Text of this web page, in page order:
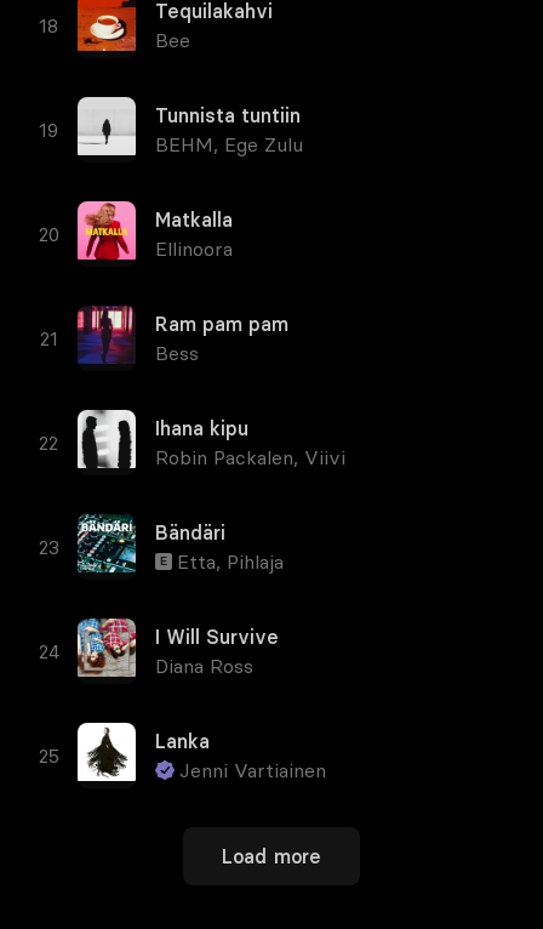
Tequilakahvi
Bee
Tunnista tuntiin
BEHM, Ege Zulu
Matkalla
Ellinoora
Ram pam pam
Bess
Ihana kipu
Robin Packalen, Viivi
Bändäri
E Etta, Pihlaja
I Will Survive
Diana Ross
Lanka
Jenni Vartiainen
Load more